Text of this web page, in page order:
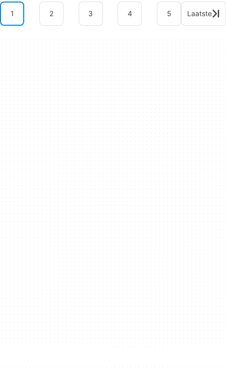
1 2 3 4 5 Laatste